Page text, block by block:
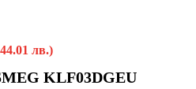
лв.)
KLF03DGEU